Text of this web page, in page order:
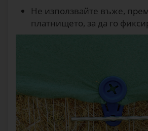
Не използвайте въже,
платнището, за да го